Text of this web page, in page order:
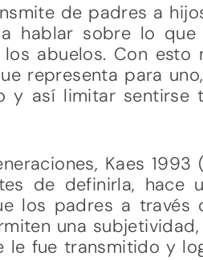
de padres a
hablar sobre lo que
abuelos. Con esto
representa para
y así limitar sentirse
Kaes 1993
de definirla, hace
los padres a través
una subjetividad,
le fue transmitido y